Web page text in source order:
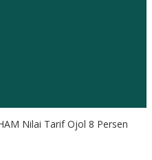
Nilai Tarif Ojol 8 Persen